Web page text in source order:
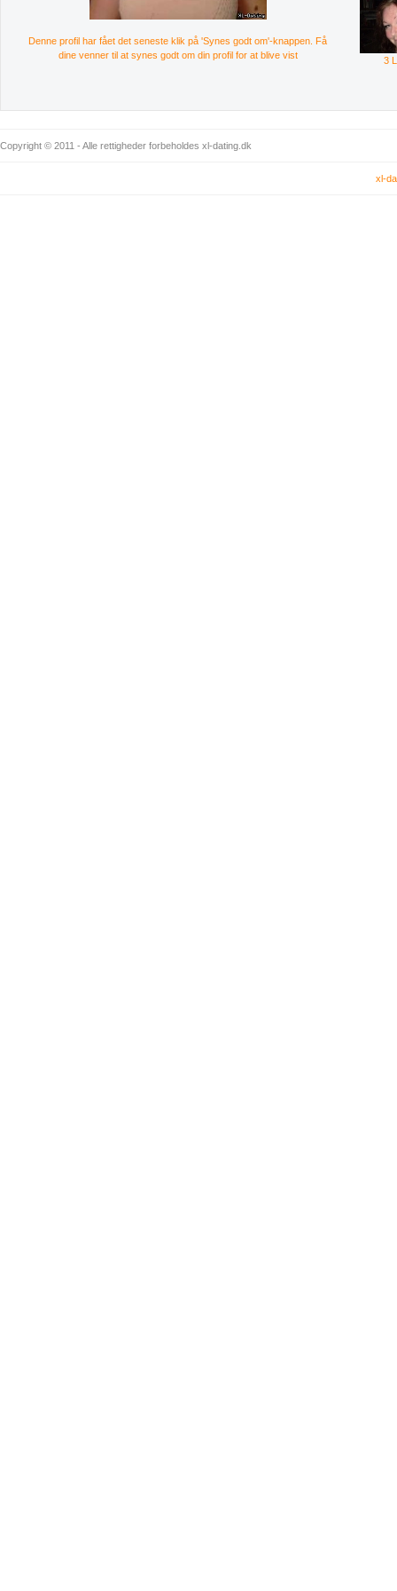
Denne profil har fået det seneste klik på 'Synes godt om'-knappen. Få
dine venner til at synes godt om din profil for at blive vist
3
Copyright © 2011 - Alle rettigheder forbeholdes xl-dating.dk
xl-